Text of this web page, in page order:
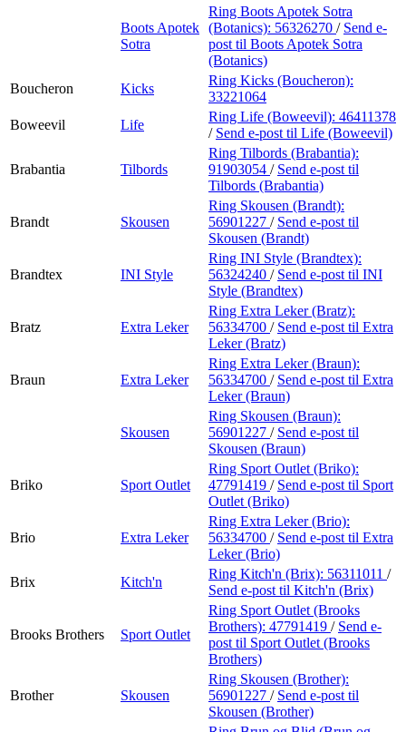
Boots Apotek
Sotra
Ring Boots Apotek Sotra
(Botanics): 56326270 / Send e-
post til Boots Apotek Sotra
(Botanics)
Boucheron
Kicks
Ring Kicks (Boucheron):
33221064
Boweevil
Life
Ring Life (Boweevil): 46411378
/ Send e-post til Life (Boweevil)
Brabantia Tilbords
Ring Tilbords (Brabantia):
91903054 / Send e-post til
Tilbords (Brabantia)
Brandt Skousen
Ring Skousen (Brandt):
56901227 / Send e-post til
Skousen (Brandt)
Brandtex INI Style
Ring INI Style (Brandtex):
56324240 / Send e-post til INI
Style (Brandtex)
Bratz Extra Leker
Ring Extra Leker (Bratz):
56334700 / Send e-post til Extra
Leker (Bratz)
Braun Extra Leker
Ring Extra Leker (Braun):
56334700 / Send e-post til Extra
Leker (Braun)
Skousen
Ring Skousen (Braun):
56901227 / Send e-post til
Skousen (Braun)
Briko Sport Outlet
Ring Sport Outlet (Briko):
47791419 / Send e-post til Sport
Outlet (Briko)
Brio Extra Leker
Ring Extra Leker (Brio):
56334700 / Send e-post til Extra
Leker (Brio)
Brix
Kitch'n
Ring Kitch'n (Brix): 56311011 /
Send e-post til Kitch'n (Brix)
Brooks Brothers Sport Outlet
Ring Sport Outlet (Brooks
Brothers): 47791419 / Send e-
post til Sport Outlet (Brooks
Brothers)
Brother Skousen
Ring Skousen (Brother):
56901227 / Send e-post til
Skousen (Brother)